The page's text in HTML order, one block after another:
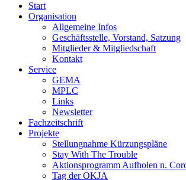
Start
Organisation
Allgemeine Infos
Geschäftsstelle, Vorstand, Satzung
Mitglieder & Mitgliedschaft
Kontakt
Service
GEMA
MPLC
Links
Newsletter
Fachzeitschrift
Projekte
Stellungnahme Kürzungspläne
Stay With The Trouble
Aktionsprogramm Aufholen n.
Tag der OKJA